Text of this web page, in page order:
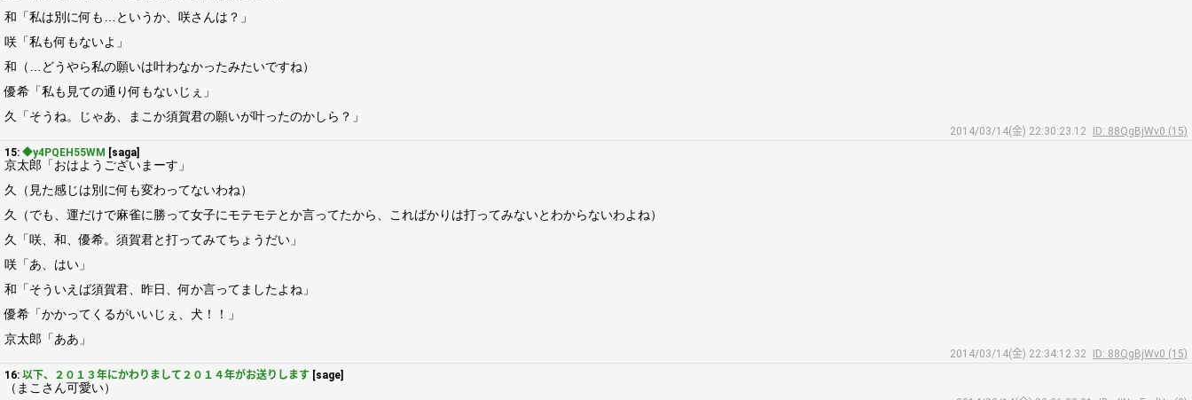
和「私は別に何も…というか、咲さんは？」
咲「私も何もないよ」
和（…どうやら私の願いは叶わなかったみたいですね）
優希「私も見ての通り何もないじぇ」
久「そうね。じゃあ、まこか須賀君の願いが叶ったのかしら？」
2014/03/14(金) 22:30:23.12
ID: 88QgBjWv0 (15)
15: ◆y4PQEH55WM [saga]
京太郎「おはようございまーす」
久（見た感じは別に何も変わってないわね）
久（でも、運だけで麻雀に勝って女子にモテモテとか言ってたから、こればかりは打ってみないとわからないわよね）
久「咲、和、優希。須賀君と打ってみてちょうだい」
咲「あ、はい」
和「そういえば須賀君、昨日、何か言ってましたよね」
優希「かかってくるがいいじぇ、犬！！」
京太郎「ああ」
2014/03/14(金) 22:34:12.32
ID: 88QgBjWv0 (15)
16: 以下、２０１３年にかわりまして２０１４年がお送りします [sage]
（まこさん可愛い）